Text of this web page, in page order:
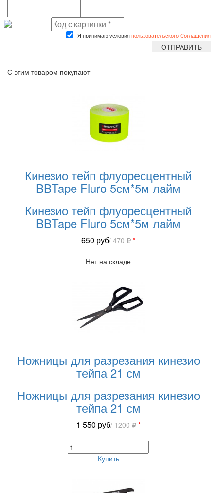
Я принимаю условияпользовательского Соглашения
С этим товаром покупают
Кинезио тейп флуоресцентный
BBTape Fluro 5см*5м лайм
Кинезио тейп флуоресцентный
BBTape Fluro 5см*5м лайм
650 руб/ 470 *
Нет на складе
Ножницы для разрезания кинезио
тейпа 21 см
Ножницы для разрезания кинезио
тейпа 21 см
1 550 руб/ 1200 *
Купить